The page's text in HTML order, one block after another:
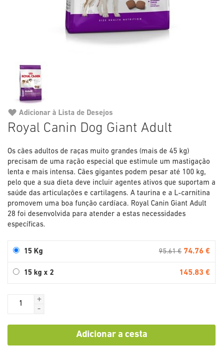
Royal Canin Dog Giant Adult
Os cães adultos de raças muito grandes (mais de 45 kg)
precisam de uma ração especial que estimule um mastigação
lenta e mais intensa. Cães gigantes podem pesar até 100 kg,
pelo que a sua dieta deve incluir agentes ativos que suportam a
saúde das articulações e cartilagens. A taurina e a L-carnitina
promovem uma boa função cardíaca. Royal Canin Giant Adult
28 foi desenvolvida para atender a estas necessidades
específicas.
15 Kg 95.61 € 74.76 €
15 kg x 2 145.83 €
+
-
Adicionar a cesta
Adicionar à Lista de Desejos
para
início
da
Galeria
de
imagens